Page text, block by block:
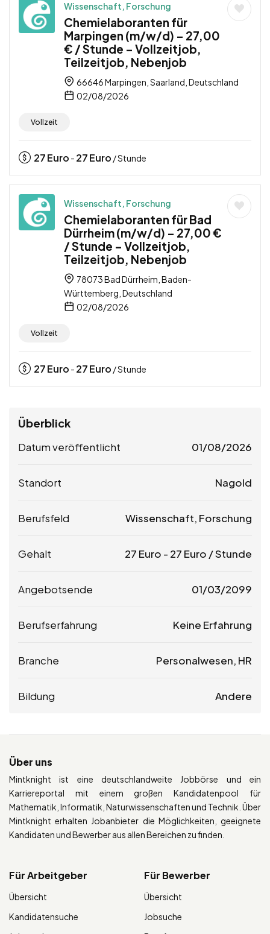
Wissenschaft, Forschung
Chemielaboranten für
Marpingen (m/w/d) – 27,00
€ / Stunde – Vollzeitjob,
Teilzeitjob, Nebenjob
66646 Marpingen, Saarland, Deutschland
02/08/2026
Vollzeit
27Euro - 27Euro / Stunde
Wissenschaft, Forschung
Chemielaboranten für Bad
Dürrheim (m/w/d) – 27,00 €
/ Stunde – Vollzeitjob,
Teilzeitjob, Nebenjob
78073 Bad Dürrheim, Baden-
Württemberg, Deutschland
02/08/2026
Vollzeit
27Euro - 27Euro / Stunde
Überblick
Datum veröffentlicht 01/08/2026
Standort Nagold
Berufsfeld Wissenschaft, Forschung
Gehalt 27 Euro - 27 Euro / Stunde
Angebotsende 01/03/2099
Berufserfahrung Keine Erfahrung
Branche Personalwesen, HR
Bildung Andere
Über uns
Mintknight ist eine deutschlandweite Jobbörse und ein
Karriereportal mit einem großen Kandidatenpool für
Mathematik, Informatik, Naturwissenschaften und Technik. Über
Mintknight erhalten Jobanbieter die Möglichkeiten, geeignete
Kandidaten und Bewerber aus allen Bereichen zu finden.
Für Arbeitgeber
Übersicht
Kandidatensuche
Für Bewerber
Übersicht
Jobsuche